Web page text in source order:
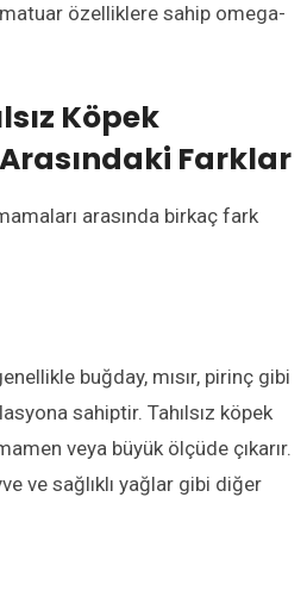
özelliklere sahip omega-
Köpek
Farklar
arasında birkaç fark
buğday, mısır, pirinç gibi
sahiptir. Tahılsız köpek
veya büyük ölçüde çıkarır.
ve sağlıklı yağlar gibi diğer